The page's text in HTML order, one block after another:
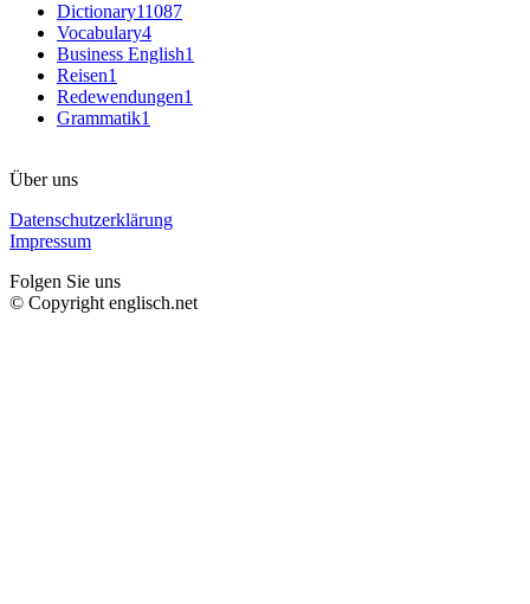
Dictionary11087
Vocabulary4
Business English1
Reisen1
Redewendungen1
Grammatik1
Über uns
Datenschutzerklärung
Impressum
Folgen Sie uns
© Copyright englisch.net